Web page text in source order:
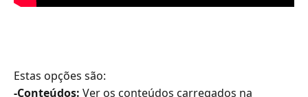
Estas opções são:
-Conteúdos: Ver os conteúdos carregados na